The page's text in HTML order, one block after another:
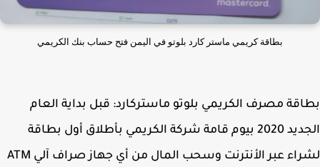
بطاقة كريمي ماستر كارد بلوتو في اليمن فتح حساب بنك الكريمي
مصرف الكريمي بلوتو ماستركارد: قبل بداية العام
الجديد 2020 بيوم قامة شركة الكريمي بأطلاق أول بطاقة
لشراء عبر الأنترنت وسحب المال من أي جهاز صراف آلي ATM